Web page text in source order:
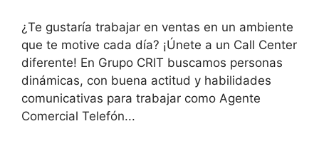
¿Te gustaría trabajar en ventas en un ambiente
que te motive cada día? ¡Únete a un Call Center
diferente! En Grupo CRIT buscamos personas
dinámicas, con buena actitud y habilidades
comunicativas para trabajar como Agente
Comercial Telefón...